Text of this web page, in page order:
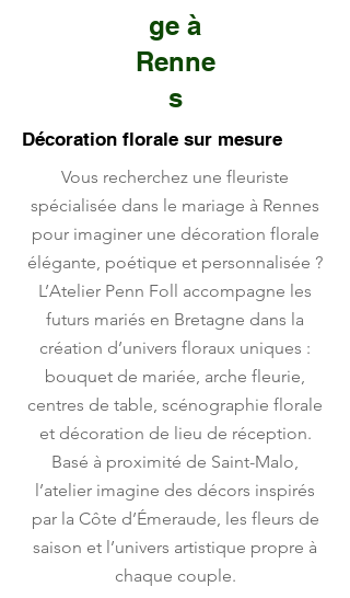
ge à
Renne
s
Décoration florale sur mesure
Vous recherchez une fleuriste
spécialisée dans le mariage à Rennes
pour imaginer une décoration florale
élégante, poétique et personnalisée ?
L’Atelier Penn Foll accompagne les
futurs mariés en Bretagne dans la
création d’univers floraux uniques :
bouquet de mariée, arche fleurie,
centres de table, scénographie florale
et décoration de lieu de réception.
Basé à proximité de Saint-Malo,
l’atelier imagine des décors inspirés
par la Côte d’Émeraude, les fleurs de
saison et l’univers artistique propre à
chaque couple.